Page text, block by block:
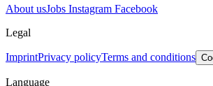
About usJobs Instagram Facebook
Legal
ImprintPrivacy policyTerms and conditions
Language